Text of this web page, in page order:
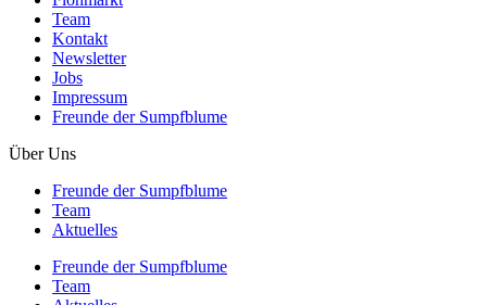
Team
Kontakt
Newsletter
Jobs
Impressum
Freunde der Sumpfblume
Über Uns
Freunde der Sumpfblume
Team
Aktuelles
Freunde der Sumpfblume
Team